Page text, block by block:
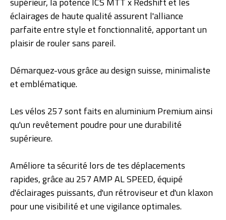
éclairages de haute qualité assurent l'alliance
parfaite entre style et fonctionnalité, apportant un
plaisir de rouler sans pareil.
Démarquez-vous grâce au design suisse, minimaliste
et emblématique.
Les vélos 257 sont faits en aluminium Premium ainsi
qu'un revêtement poudre pour une durabilité
supérieure.
Améliore ta sécurité lors de tes déplacements
rapides, grâce au 257 AMP AL SPEED, équipé
d'éclairages puissants, d'un rétroviseur et d'un klaxon
pour une visibilité et une vigilance optimales.